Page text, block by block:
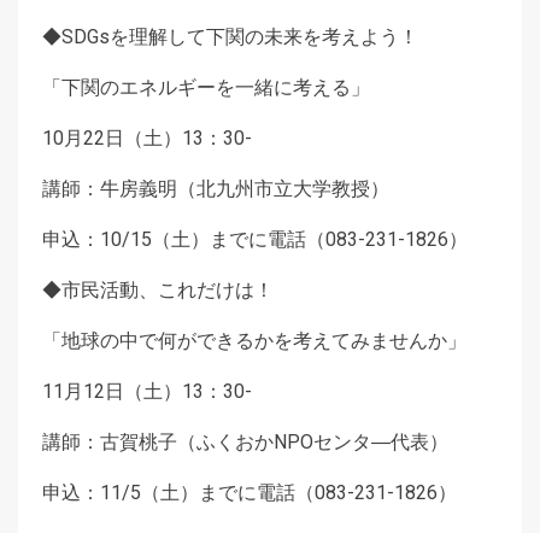
◆SDGsを理解して下関の未来を考えよう！
「下関のエネルギーを一緒に考える」
10月22日（土）13：30-
講師：牛房義明（北九州市立大学教授）
申込：10/15（土）までに電話（083-231-1826）
◆市民活動、これだけは！
「地球の中で何ができるかを考えてみませんか」
11月12日（土）13：30-
講師：古賀桃子（ふくおかNPOセンタ―代表）
申込：11/5（土）までに電話（083-231-1826）